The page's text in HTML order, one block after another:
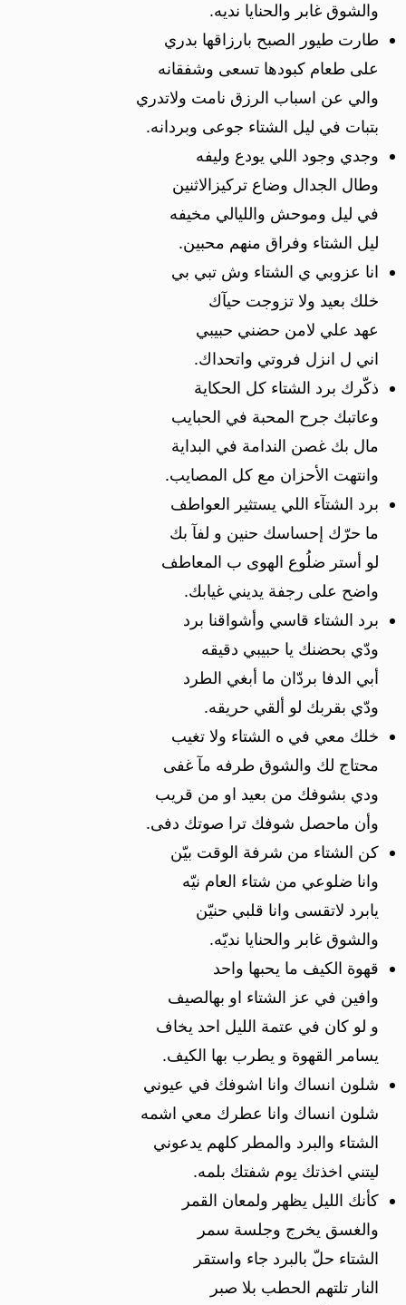
والشوق غابر والحنايا نديه.
طارت طيور الصبح بارزاقها بدري
على طعام كبودها تسعى وشفقانه
والي عن اسباب الرزق نامت ولاتدري
بتبات في ليل الشتاء جوعى وبردانه.
وجدي وجود اللي يودع وليفه
وطال الجدال وضاع تركيزالاثنين
في ليل وموحش والليالي مخيفه
ليل الشتاء وفراق منهم محبين.
انا عزوبي ي الشتاء وش تبي بي
خلك بعيد ولا تزوجت حيآك
عهد علي لامن حضني حبيبي
اني ل انزل فروتي واتحداك.
ذكّرك برد الشتاء كل الحكاية
وعاتبك جرح المحبة في الحبايب
مال بك غصن الندامة في البداية
وانتهت الأحزان مع كل المصايب.
برد الشتآء اللي يستثير العواطف
ما حرّك إحساسك حنين و لفآ بك
لو أستر ضلُوع الهوى ب المعاطف
واضح على رجفة يديني غيابك.
برد الشتاء قاسي وأشواقنا برد
ودّي بحضنك يا حبيبي دقيقه
أبي الدفا بردّان ما أبغي الطرد
ودّي بقربك لو ألقي حريقه.
خلك معي في ه الشتاء ولا تغيب
محتاج لك والشوق طرفه مآ غفى
ودي بشوفك من بعيد او من قريب
وأن ماحصل شوفك ترا صوتك دفى.
كن الشتاء من شرفة الوقت بيّن
وانا ضلوعي من شتاء العام نيّه
يابرد لاتقسى وانا قلبي حنيّن
والشوق غابر والحنايا نديّه.
قهوة الكيف ما يحبها واحد
وافين في عز الشتاء او بهالصيف
و لو كان في عتمة الليل احد يخاف
يسامر القهوة و يطرب بها الكيف.
شلون انساك وانا اشوفك في عيوني
شلون انساك وانا عطرك معي اشمه
الشتاء والبرد والمطر كلهم يدعوني
ليتني اخذتك يوم شفتك بلمه.
كأنك الليل يظهر ولمعان القمر
والغسق يخرج وجلسة سمر
الشتاء حلّ بالبرد جاء واستقر
النار تلتهم الحطب بلا صبر